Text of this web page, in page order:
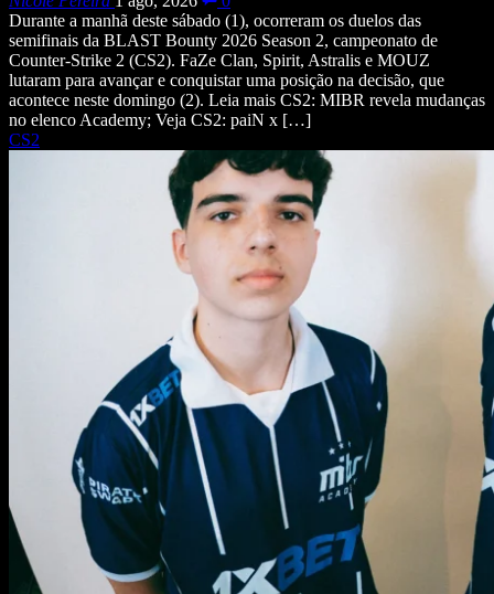
Durante a manhã deste sábado (1), ocorreram os duelos das
semifinais da BLAST Bounty 2026 Season 2, campeonato de
Counter-Strike 2 (CS2). FaZe Clan, Spirit, Astralis e MOUZ
lutaram para avançar e conquistar uma posição na decisão, que
acontece neste domingo (2). Leia mais CS2: MIBR revela mudanças
no elenco Academy; Veja CS2: paiN x […]
CS2